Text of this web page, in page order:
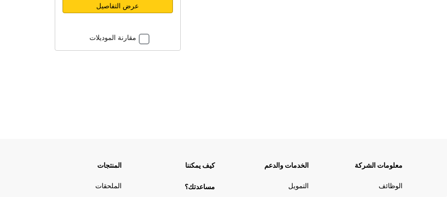
عرض التفاصيل
مقارنة الموديلات
المنتجات
الملحقات
كيف يمكننا
مساعدتك؟
الخدمات والدعم
التمويل
معلومات الشركة
الوظائف